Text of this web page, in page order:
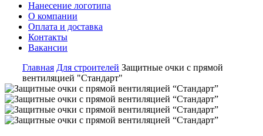
Нанесение логотипа
О компании
Оплата и доставка
Контакты
Вакансии
Главная Для строителей Защитные очки с прямой
вентиляцией "Стандарт"